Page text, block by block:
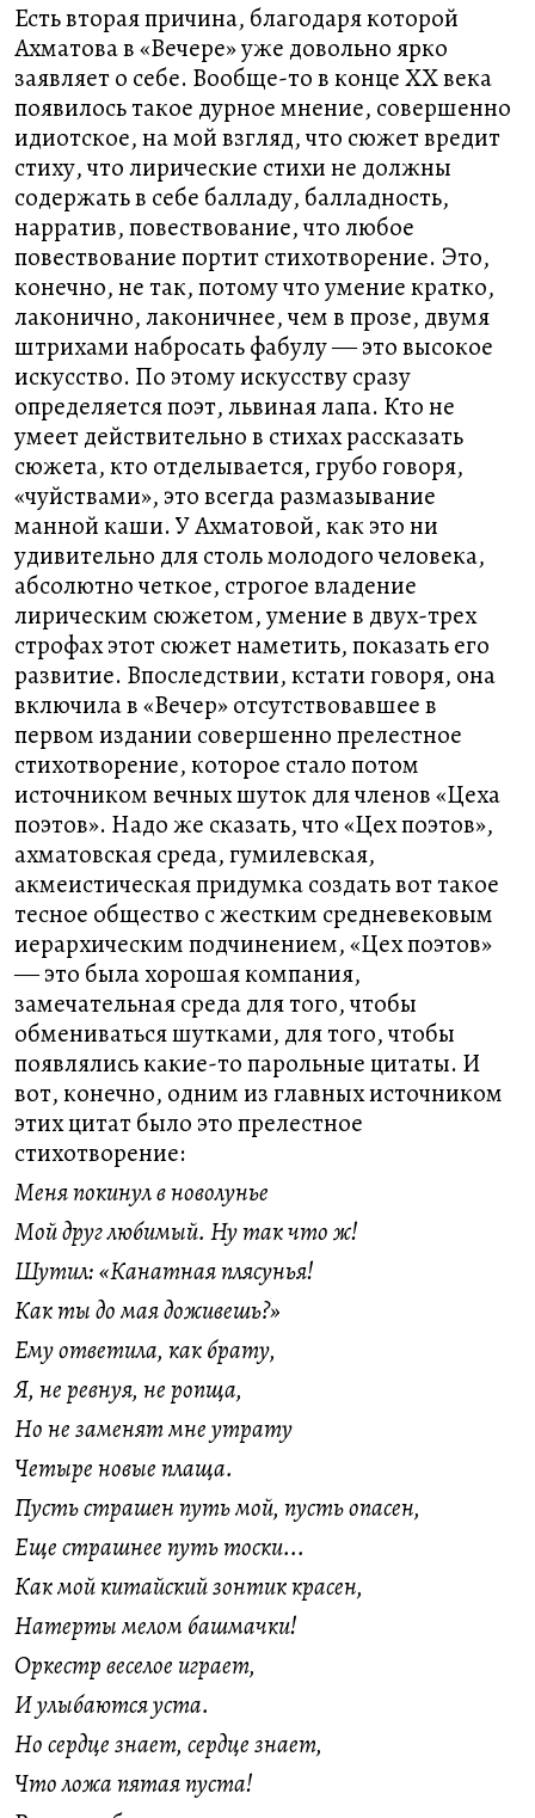
Есть вторая причина, благодаря которой
Ахматова в «Вечере» уже довольно ярко
заявляет о себе. Вообще-то в конце XX века
появилось такое дурное мнение, совершенно
идиотское, на мой взгляд, что сюжет вредит
стиху, что лирические стихи не должны
содержать в себе балладу, балладность,
нарратив, повествование, что любое
повествование портит стихотворение. Это,
конечно, не так, потому что умение кратко,
лаконично, лаконичнее, чем в прозе, двумя
штрихами набросать фабулу ― это высокое
искусство. По этому искусству сразу
определяется поэт, львиная лапа. Кто не
умеет действительно в стихах рассказать
сюжета, кто отделывается, грубо говоря,
«чуйствами», это всегда размазывание
манной каши. У Ахматовой, как это ни
удивительно для столь молодого человека,
абсолютно четкое, строгое владение
лирическим сюжетом, умение в двух-трех
строфах этот сюжет наметить, показать его
развитие. Впоследствии, кстати говоря, она
включила в «Вечер» отсутствовавшее в
первом издании совершенно прелестное
стихотворение, которое стало потом
источником вечных шуток для членов «Цеха
поэтов». Надо же сказать, что «Цех поэтов»,
ахматовская среда, гумилевская,
акмеистическая придумка создать вот такое
тесное общество с жестким средневековым
иерархическим подчинением, «Цех поэтов»
― это была хорошая компания,
замечательная среда для того, чтобы
обмениваться шутками, для того, чтобы
появлялись какие-то парольные цитаты. И
вот, конечно, одним из главных источником
этих цитат было это прелестное
стихотворение:
Меня покинул в новолунье
Мой друг любимый. Ну так что ж!
Шутил: «Канатная плясунья!
Как ты до мая доживешь?»
Ему ответила, как брату,
Я, не ревнуя, не ропща,
Но не заменят мне утрату
Четыре новые плаща.
Пусть страшен путь мой, пусть опасен,
Еще страшнее путь тоски...
Как мой китайский зонтик красен,
Натерты мелом башмачки!
Оркестр веселое играет,
И улыбаются уста.
Но сердце знает, сердце знает,
Что ложа пятая пуста!